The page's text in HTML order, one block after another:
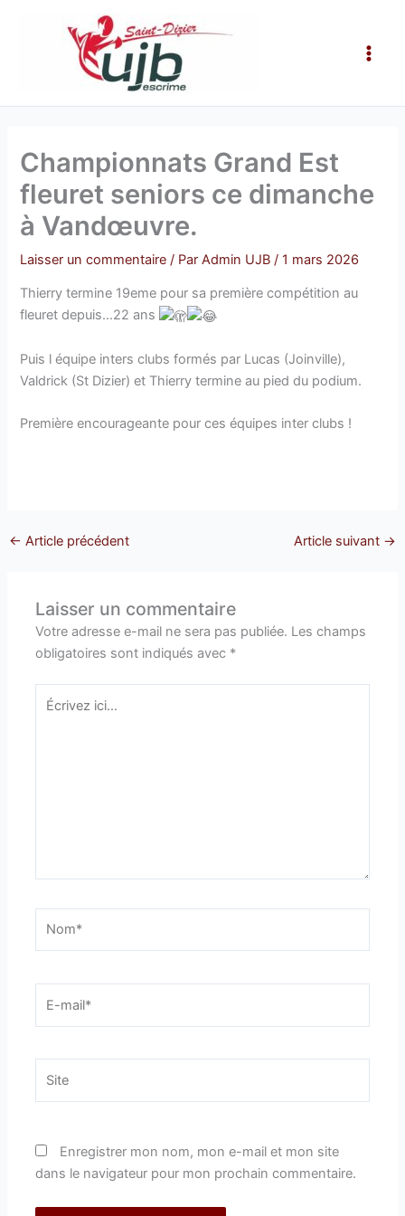
Championnats Grand Est
fleuret seniors ce dimanche
à Vandœuvre.
Laisser un commentaire / ParAdmin UJB/1 mars 2026
Thierry termine 19eme pour sa première compétition au
fleuret depuis…22 ans
Puis l équipe inters clubs formés par Lucas (Joinville),
Valdrick (St Dizier) et Thierry termine au pied du podium.
Première encourageante pour ces équipes inter clubs !
← Article précédent Article suivant →
Laisser un commentaire
Votre adresse e-mail ne sera pas publiée. Les champs
obligatoires sont indiqués avec *
Écrivez
ici…
mail*
Enregistrer mon nom, mon e-mail et mon site
dans le navigateur pour mon prochain commentaire.